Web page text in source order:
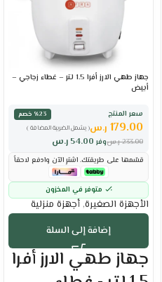
جهاز طهي الارز أفرا 1.5 لتر – غطاء زجاجي –
أبيض
سعر المنتج
٪23 خصم
( يشمل الضريبة المضافة )
179.00 ر.س
وفر 54.00 ر.س 233.00 ر.س
قسّمها على طريقتك. اشترِ الآن وادفع لاحقاً
متوفر في المخزون
الأجهزة الصغيرة, أجهزة منزلية
إضافة إلى السلة
جهاز طهي الارز أفرا